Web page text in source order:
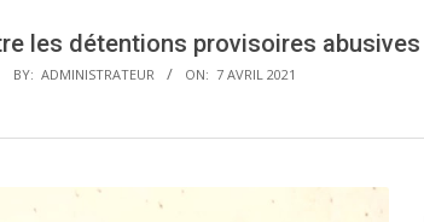
les détentions provisoires abusives
BY: ADMINISTRATEUR ON: 7 AVRIL 2021